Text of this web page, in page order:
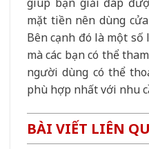
mặt tiền nên dùng
Bên cạnh đó là một số
mà các bạn có thể
người dùng có thể
phù hợp nhất với nhu
BÀI VIẾT LIÊN